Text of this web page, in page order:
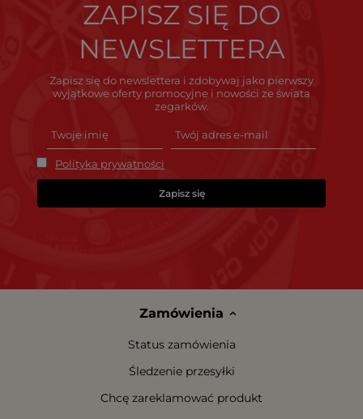
ZAPISZ SIĘ DO
NEWSLETTERA
Zapisz się do newslettera i zdobywaj jako pierwszy
wyjątkowe oferty promocyjne i nowości ze świata
zegarków.
Polityka prywatności
Zapisz się
Zamówienia
Status zamówienia
Śledzenie przesyłki
Chcę zareklamować produkt